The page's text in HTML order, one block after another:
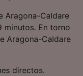
Aragona-Caldare
minutos. En torno
Aragona-Caldare
directos.
su
en un
y
de
de